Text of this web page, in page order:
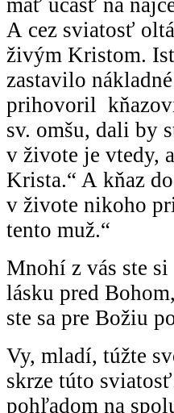
A cez sviatosť
živým Kristom.
zastavilo
prihovoril
sv. omšu, dali by
v živote je vtedy,
Krista.“ A kňaz
v živote nikoho
tento muž.“
Mnohí z vás ste
lásku pred
ste sa pre Božiu
Vy, mladí, túžte
skrze túto
pohľadom na